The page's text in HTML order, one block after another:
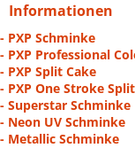
Informationen
- PXP Schminke
- PXP Professional
- PXP Split Cake
- PXP One Stroke
- Superstar Schminke
- Neon UV Schminke
- Metallic Schminke